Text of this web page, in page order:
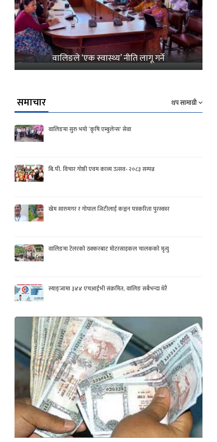
वालिङले ‘एक स्वास्थ्य’ नीति लागू गर्ने
समाचार थप सामाग्री
वालिङमा सुरु भयो ‘कृषि एम्बुलेन्स’ सेवा
बि.पी. विचार गोष्ठी एवम काव्य उत्सव- २०८३ सम्पन्न
खेम सारुमगर र गोपाल जिटीलाई कञ्चन पत्रकरिता पुरस्कार
वालिङमा टेलरको ठक्करबाट मोटरसाइकल चालकको मृत्यु
स्याङ्जामा ३४४ एचआईभी संक्रमित, वालिङ सबैभन्दा धेरै